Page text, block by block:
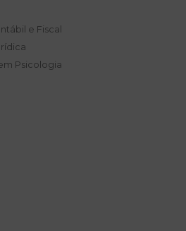
e Fiscal
Psicologia